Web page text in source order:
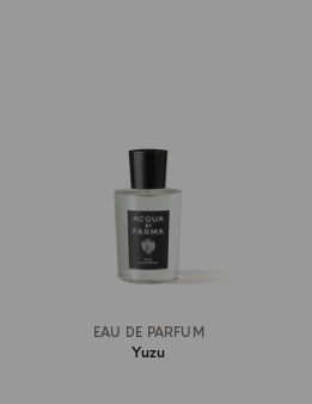
EAU DE PARFUM
Yuzu